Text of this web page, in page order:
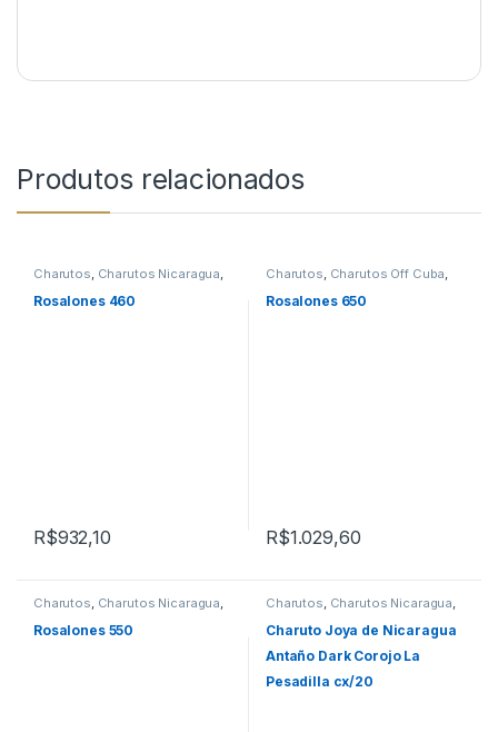
Produtos relacionados
Charutos, Charutos Nicaragua,
Rosalones 460
R$932,10
Charutos, Charutos Off Cuba,
Rosalones 650
R$1.029,60
Charutos Charutos Nicaragua
Charutos Off Cuba
Produtos
Rosalones 550
Charutos Charutos Nicaragua
Charutos Off Cuba
Produtos
Charuto Joya de Nicaragua
Antaño Dark Corojo La
Pesadilla cx/20